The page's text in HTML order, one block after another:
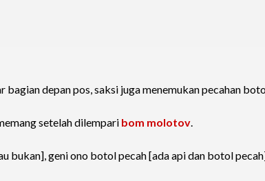
bagian depan pos, saksi juga menemukan pecahan
setelah dilempari bom molotov.
bukan], geni ono botol pecah [ada api dan botol